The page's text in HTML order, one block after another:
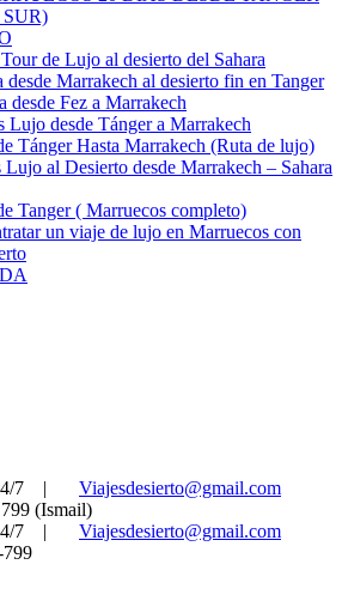
de Lujo al desierto del Sahara
desde Marrakech al desierto fin en Tanger
desde Fez a Marrakech
Lujo desde Tánger a Marrakech
Tánger Hasta Marrakech (Ruta de lujo)
al Desierto desde Marrakech – Sahara
Tanger ( Marruecos completo)
un viaje de lujo en Marruecos con
7
|
Viajesdesierto@gmail.com
(Ismail)
7
|
Viajesdesierto@gmail.com